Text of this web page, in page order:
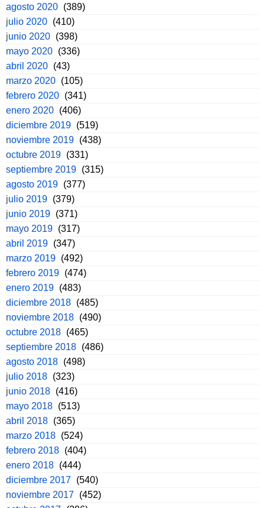
agosto 2020 (389)
julio 2020 (410)
junio 2020 (398)
mayo 2020 (336)
abril 2020 (43)
marzo 2020 (105)
febrero 2020 (341)
enero 2020 (406)
diciembre 2019 (519)
noviembre 2019 (438)
octubre 2019 (331)
septiembre 2019 (315)
agosto 2019 (377)
julio 2019 (379)
junio 2019 (371)
mayo 2019 (317)
abril 2019 (347)
marzo 2019 (492)
febrero 2019 (474)
enero 2019 (483)
diciembre 2018 (485)
noviembre 2018 (490)
octubre 2018 (465)
septiembre 2018 (486)
agosto 2018 (498)
julio 2018 (323)
junio 2018 (416)
mayo 2018 (513)
abril 2018 (365)
marzo 2018 (524)
febrero 2018 (404)
enero 2018 (444)
diciembre 2017 (540)
noviembre 2017 (452)